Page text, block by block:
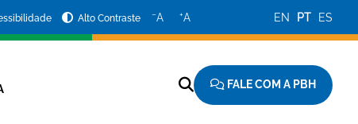
Alto Contraste −A +A EN PT ES
FALE COM A PBH